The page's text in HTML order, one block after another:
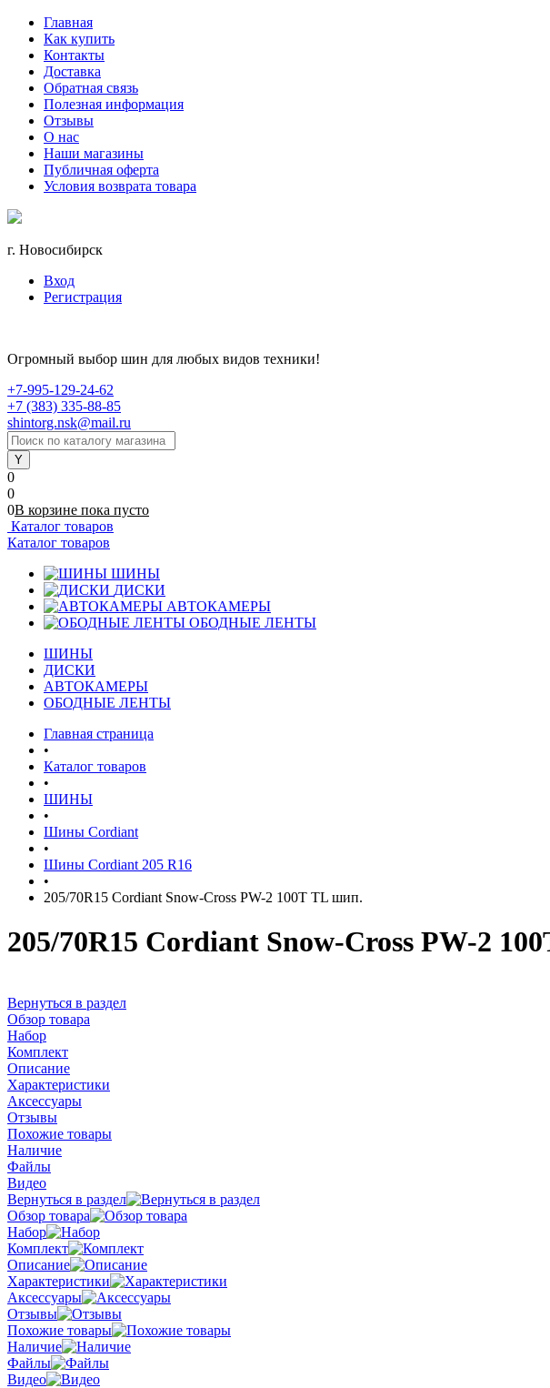
Главная
Как купить
Контакты
Доставка
Обратная связь
Полезная информация
Отзывы
О нас
Наши магазины
Публичная оферта
Условия возврата товара
г. Новосибирск
Вход
Регистрация
Огромный выбор шин для любых видов техники!
+7-995-129-24-62
+7 (383) 335-88-85
shintorg.nsk@mail.ru
0
0
0В корзине пока пусто
Каталог товаров
Каталог товаров
ШИНЫ
ДИСКИ
АВТОКАМЕРЫ
ОБОДНЫЕ ЛЕНТЫ
ШИНЫ
ДИСКИ
АВТОКАМЕРЫ
ОБОДНЫЕ ЛЕНТЫ
Главная страница
•
Каталог товаров
•
ШИНЫ
•
Шины Cordiant
•
Шины Cordiant 205 R16
•
205/70R15 Cordiant Snow-Cross PW-2 100T TL шип.
205/70R15 Cordiant Snow-Cross PW-2
Вернуться в раздел
Обзор товара
Набор
Комплект
Описание
Характеристики
Аксессуары
Отзывы
Похожие товары
Наличие
Файлы
Видео
Вернуться в раздел
Обзор товара
Набор
Комплект
Описание
Характеристики
Аксессуары
Отзывы
Похожие товары
Наличие
Файлы
Видео